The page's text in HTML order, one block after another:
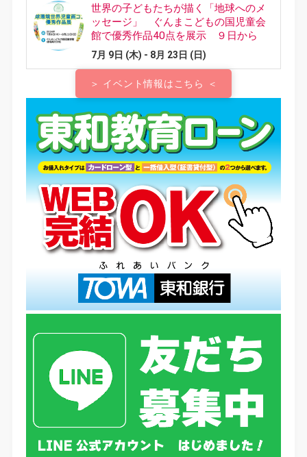
＞ イベント情報はこちら ＜